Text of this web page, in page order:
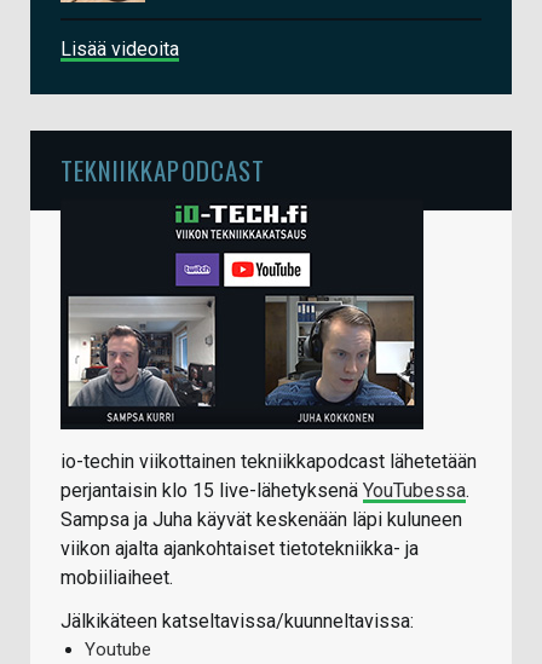
Lisää videoita
TEKNIIKKAPODCAST
io-techin viikottainen tekniikkapodcast lähetetään
perjantaisin klo 15 live-lähetyksenä YouTubessa.
Sampsa ja Juha käyvät keskenään läpi kuluneen
viikon ajalta ajankohtaiset tietotekniikka- ja
mobiiliaiheet.
Jälkikäteen katseltavissa/kuunneltavissa:
Youtube